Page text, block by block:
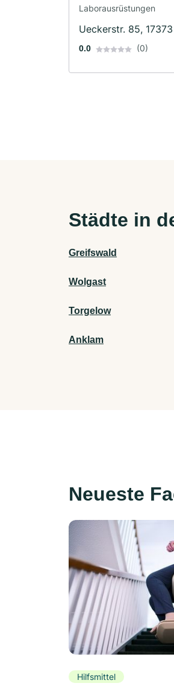
Laborausrüstungen
Ueckerstr. 85,
0.0 (0)
Städte in
Greifswald
Wolgast
Torgelow
Anklam
Neueste
Hilfsmittel